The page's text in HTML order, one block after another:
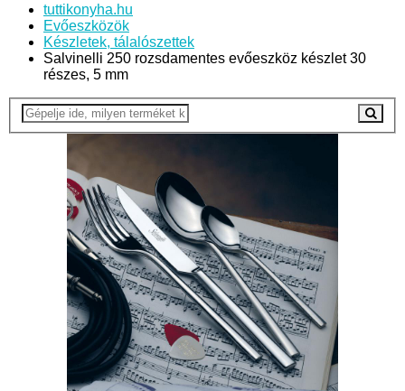
tuttikonyha.hu
Evőeszközök
Készletek, tálalószettek
Salvinelli 250 rozsdamentes evőeszköz készlet 30
részes, 5 mm